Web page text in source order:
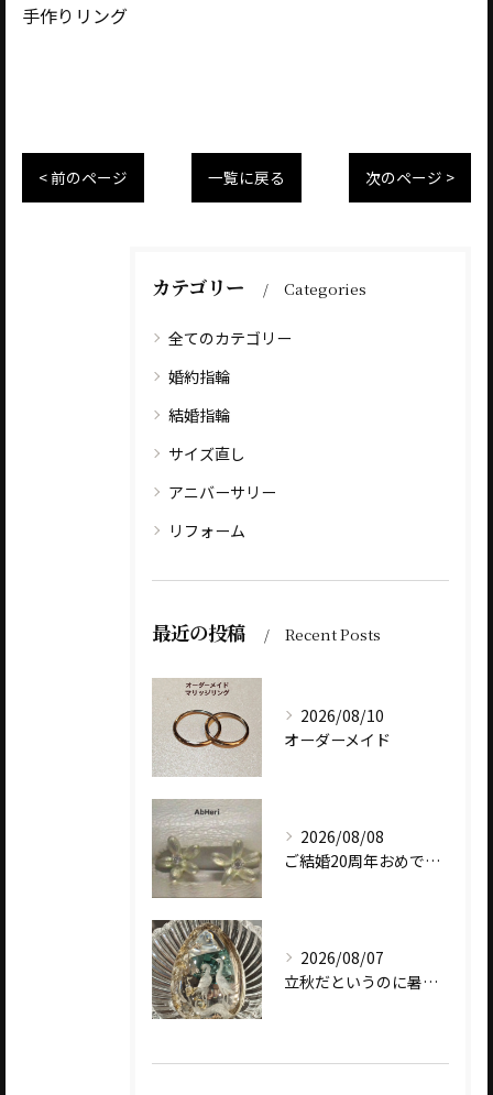
手作りリング
< 前のページ 一覧に戻る 次のページ >
カテゴリー Categories
全てのカテゴリー
婚約指輪
結婚指輪
サイズ直し
アニバーサリー
リフォーム
最近の投稿 Recent Posts
2026/08/10
オーダーメイド
2026/08/08
ご結婚20周年おめでとうございます
2026/08/07
立秋だというのに暑いですね